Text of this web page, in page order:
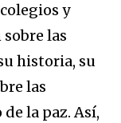
y
las
historia, su
las
la paz. Así,